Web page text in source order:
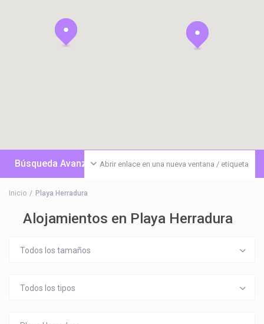
Abrir enlace en una nueva ventana / etiqueta
Búsqueda Avanzada
Inicio Playa Herradura
Alojamientos en Playa Herradura
Todos los tamaños
Todos los tipos